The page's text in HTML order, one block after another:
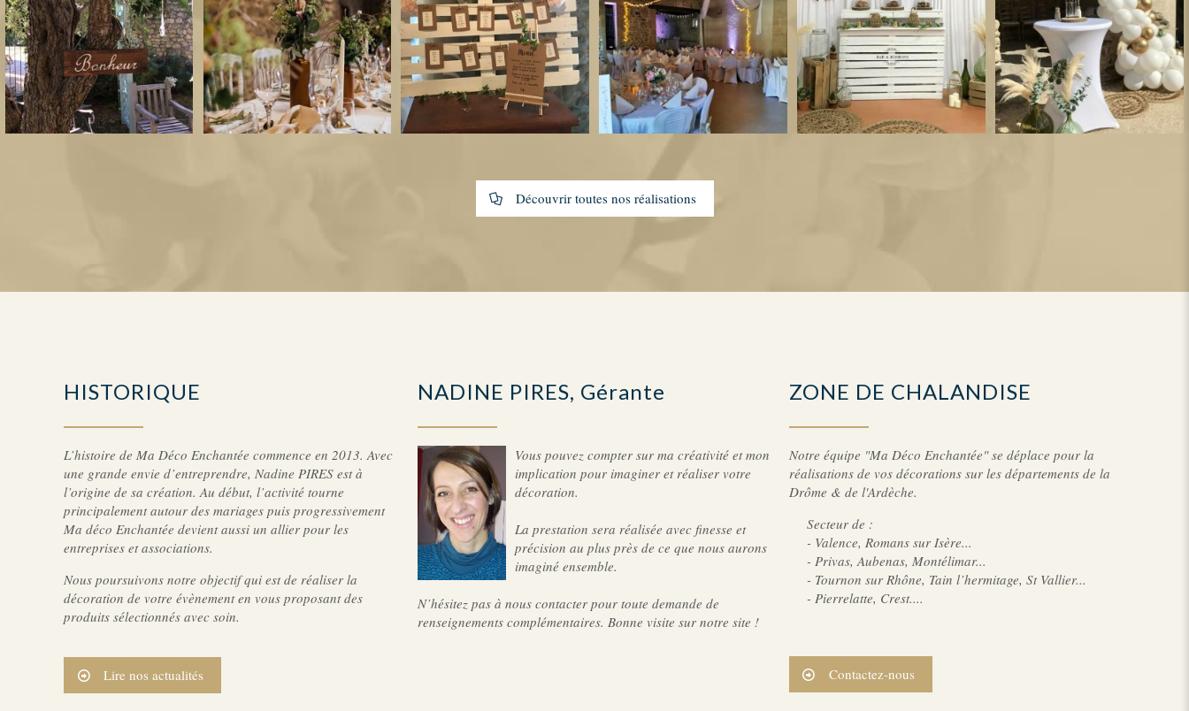
Découvrir toutes nos réalisations
HISTORIQUE
L’histoire de Ma Déco Enchantée commence en 2013. Avec
une grande envie d’entreprendre, Nadine PIRES est à
l’origine de sa création. Au début, l’activité tourne
principalement autour des mariages puis progressivement
Ma déco Enchantée devient aussi un allier pour les
entreprises et associations.
Nous poursuivons notre objectif qui est de réaliser la
décoration de votre évènement en vous proposant des
produits sélectionnés avec soin.
Lire nos actualités
NADINE PIRES, Gérante
Vous pouvez compter sur ma créativité et mon
implication pour imaginer et réaliser votre
décoration.
La prestation sera réalisée avec finesse et
précision au plus près de ce que nous aurons
imaginé ensemble.
N’hésitez pas à nous contacter pour toute demande de
renseignements complémentaires. Bonne visite sur notre site !
ZONE DE CHALANDISE
Notre équipe "Ma Déco Enchantée" se déplace pour la
réalisations de vos décorations sur les départements de la
Drôme & de l'Ardèche.
Secteur de :
- Valence, Romans sur Isère...
- Privas, Aubenas, Montélimar...
- Tournon sur Rhône, Tain l’hermitage, St Vallier...
- Pierrelatte, Crest....
Contactez-nous